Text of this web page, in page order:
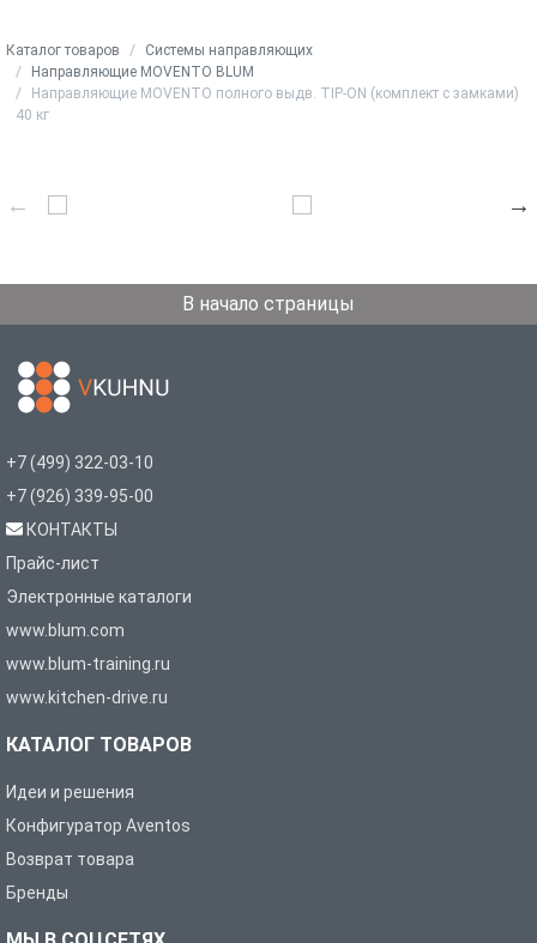
Каталог товаров
Системы направляющих
Направляющие MOVENTO BLUM
Направляющие MOVENTO полного выдв. TIP-ON (комплект с замками)
40 кг
В начало страницы
+7 (499) 322-03-10
+7 (926) 339-95-00
КОНТАКТЫ
Прайс-лист
Электронные каталоги
www.blum.com
www.blum-training.ru
www.kitchen-drive.ru
КАТАЛОГ ТОВАРОВ
Идеи и решения
Конфигуратор Aventos
Возврат товара
Бренды